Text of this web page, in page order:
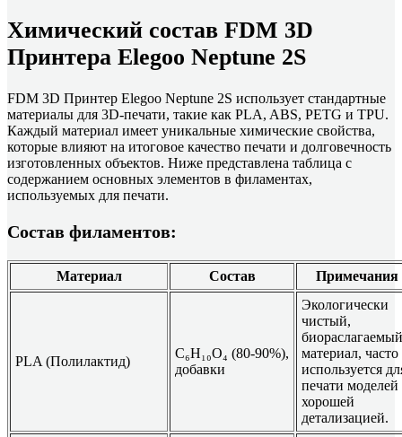
Химический состав FDM 3D
Принтера Elegoo Neptune 2S
FDM 3D Принтер Elegoo Neptune 2S использует стандартные
материалы для 3D-печати, такие как PLA, ABS, PETG и TPU.
Каждый материал имеет уникальные химические свойства,
которые влияют на итоговое качество печати и долговечность
изготовленных объектов. Ниже представлена таблица с
содержанием основных элементов в филаментах,
используемых для печати.
Состав филаментов:
Материал Состав Примечания
PLA (Полилактид)
C₆H₁₀O₄ (80-90%),
добавки
Экологически
чистый,
биораслагаемый
материал, часто
используется
печати моделей
хорошей
детализацией.